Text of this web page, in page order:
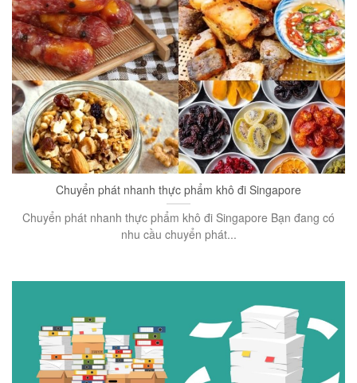
Chuyển phát nhanh thực phẩm khô đi Singapore
Chuyển phát nhanh thực phẩm khô đi Singapore Bạn đang có
nhu cầu chuyển phát...